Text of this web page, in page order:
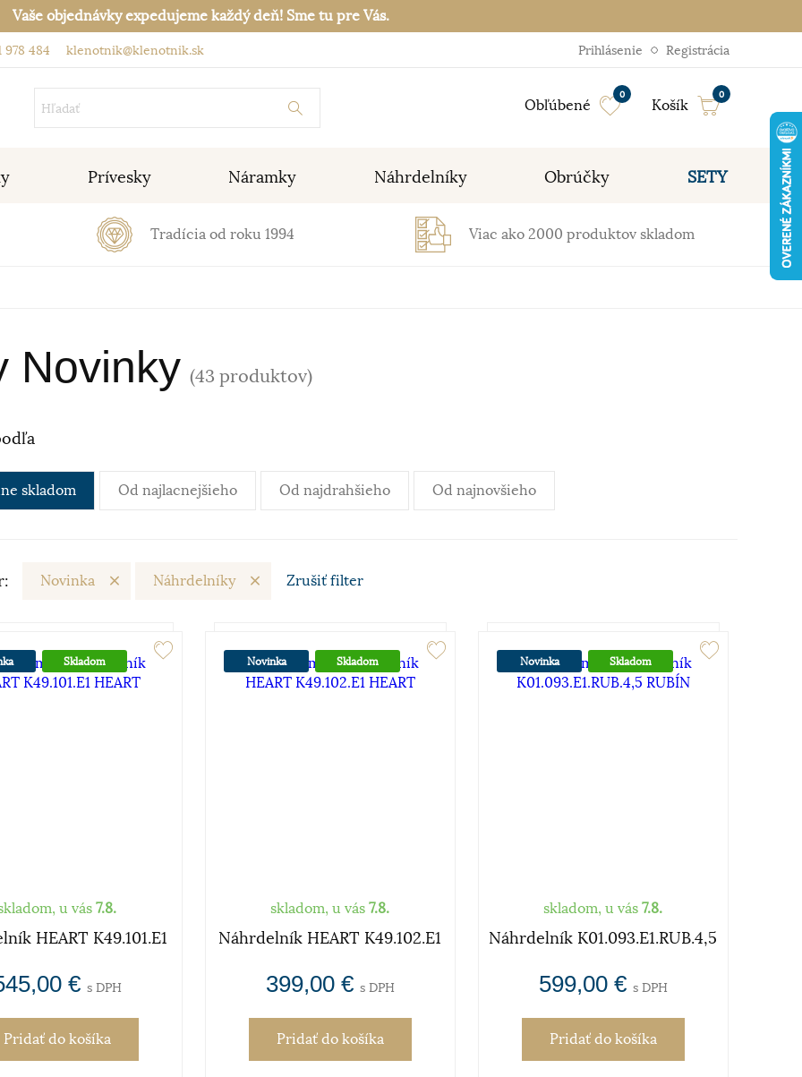
Vaše objednávky expedujeme každý deň! Sme tu pre Vás.
978 484 klenotnik@klenotnik.sk Prihlásenie Registrácia
Obľúbené
0
Košík
0
Prívesky Náramky Náhrdelníky Obrúčky SETY
Tradícia od roku 1994 Viac ako 2000 produktov skladom
Novinky (43 produktov)
skladom Od najlacnejšieho Od najdrahšieho Od najnovšieho
Novinka Náhrdelníky Zrušiť filter
Skladom
u vás7.8.
HEART K49.101.E1
€ s DPH
Pridaťdo košíka
Novinka Skladom
skladom, u vás7.8.
Náhrdelník HEART K49.102.E1
399,00 € s DPH
Pridaťdo košíka
Novinka Skladom
skladom, u vás7.8.
Náhrdelník K01.093.E1.RUB.4,5
599,00 € s DPH
Pridaťdo košíka